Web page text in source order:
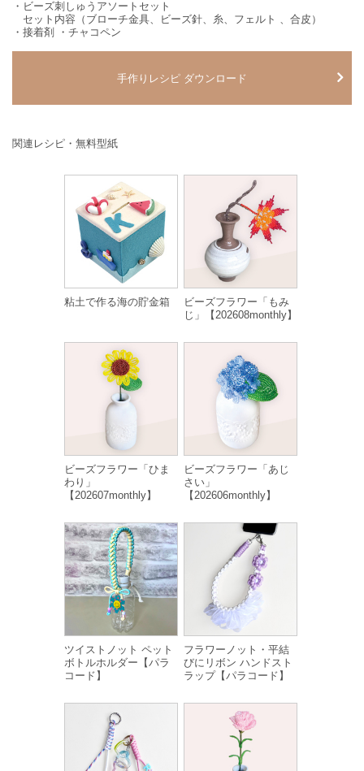
・ビーズ刺しゅうアソートセット
セット内容（ブローチ金具、ビーズ針、糸、フェルト 、合皮）
・接着剤 ・チャコペン
手作りレシピ ダウンロード
関連レシピ・無料型紙
粘土で作る海の貯金箱
ビーズフラワー「もみ
じ」【202608monthly】
ビーズフラワー「ひま
わり」
【202607monthly】
ビーズフラワー「あじ
さい」
【202606monthly】
ツイストノット ペット
ボトルホルダー【パラ
コード】
フラワーノット・平結
びにリボン ハンドスト
ラップ【パラコード】